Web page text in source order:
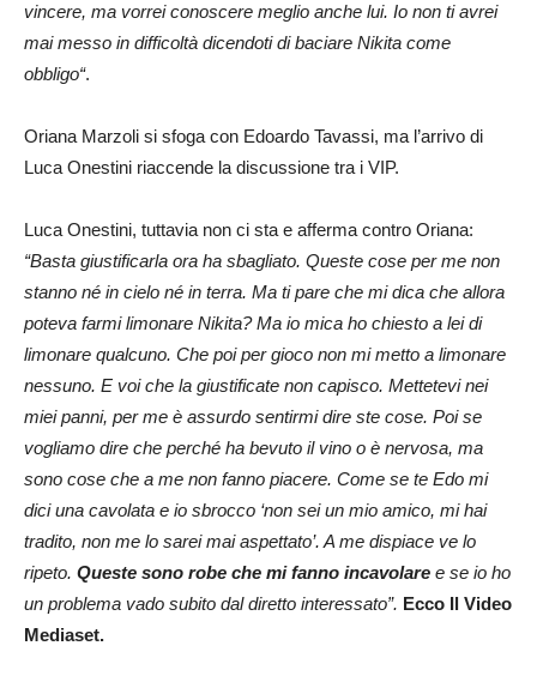
vincere, ma vorrei conoscere meglio anche lui. Io non ti avrei
mai messo in difficoltà dicendoti di baciare Nikita come
obbligo“.
Oriana Marzoli si sfoga con Edoardo Tavassi, ma l’arrivo di
Luca Onestini riaccende la discussione tra i VIP.
Luca Onestini, tuttavia non ci sta e afferma contro Oriana:
“Basta giustificarla ora ha sbagliato. Queste cose per me non
stanno né in cielo né in terra. Ma ti pare che mi dica che allora
poteva farmi limonare Nikita? Ma io mica ho chiesto a lei di
limonare qualcuno. Che poi per gioco non mi metto a limonare
nessuno. E voi che la giustificate non capisco. Mettetevi nei
miei panni, per me è assurdo sentirmi dire ste cose. Poi se
vogliamo dire che perché ha bevuto il vino o è nervosa, ma
sono cose che a me non fanno piacere. Come se te Edo mi
dici una cavolata e io sbrocco ‘non sei un mio amico, mi hai
tradito, non me lo sarei mai aspettato’. A me dispiace ve lo
ripeto. Queste sono robe che mi fanno incavolare e se io ho
un problema vado subito dal diretto interessato”. Ecco Il Video
Mediaset.